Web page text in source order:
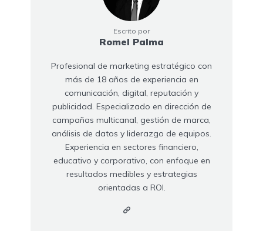
Escrito por
Romel Palma
Profesional de marketing estratégico con
más de 18 años de experiencia en
comunicación, digital, reputación y
publicidad. Especializado en dirección de
campañas multicanal, gestión de marca,
análisis de datos y liderazgo de equipos.
Experiencia en sectores financiero,
educativo y corporativo, con enfoque en
resultados medibles y estrategias
orientadas a ROI.